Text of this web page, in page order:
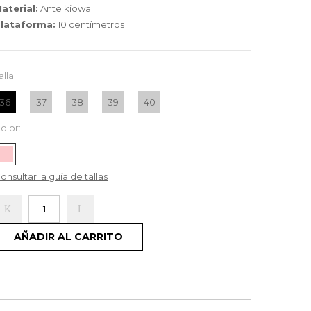
Ante kiowa
10 centímetros
36 37 38 39 40
la guía de tallas
AÑADIR AL CARRITO